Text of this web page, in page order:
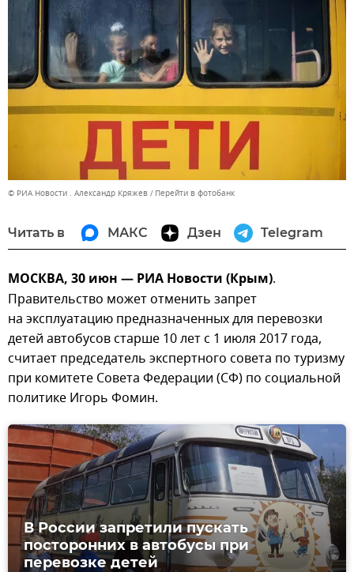
© РИА Новости . Александр Кряжев Перейти в фотобанк
Читать в МАКС Дзен Telegram
МОСКВА, 30 июн — РИА Новости (Крым).
Правительство может отменить запрет
на эксплуатацию предназначенных для перевозки
детей автобусов старше 10 лет с 1 июля 2017 года,
считает председатель экспертного совета по туризму
при комитете Совета Федерации (СФ) по социальной
политике Игорь Фомин.
В России запретили пускать
посторонних в автобусы при
перевозке детей